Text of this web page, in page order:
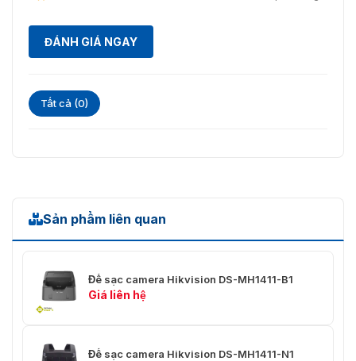
ĐÁNH GIÁ NGAY
Tất cả (0)
Sản phẩm liên quan
Đế sạc camera Hikvision DS-MH1411-B1
Giá liên hệ
Đế sạc camera Hikvision DS-MH1411-N1